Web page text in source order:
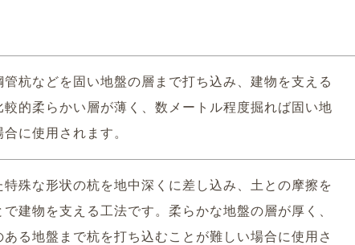
管杭などを固い地盤の層まで打ち込み、建物を支える
較的柔らかい層が薄く、数メートル程度掘れば固い地
に使用されます。
特殊な形状の杭を地中深くに差し込み、土との摩擦を
建物を支える工法です。柔らかな地盤の層が厚く、
ある地盤まで杭を打ち込むことが難しい場合に使用さ